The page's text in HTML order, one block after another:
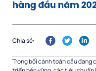
hàng đầu năm
Chia sẻ:
Trong bối cảnh toàn cầu đang